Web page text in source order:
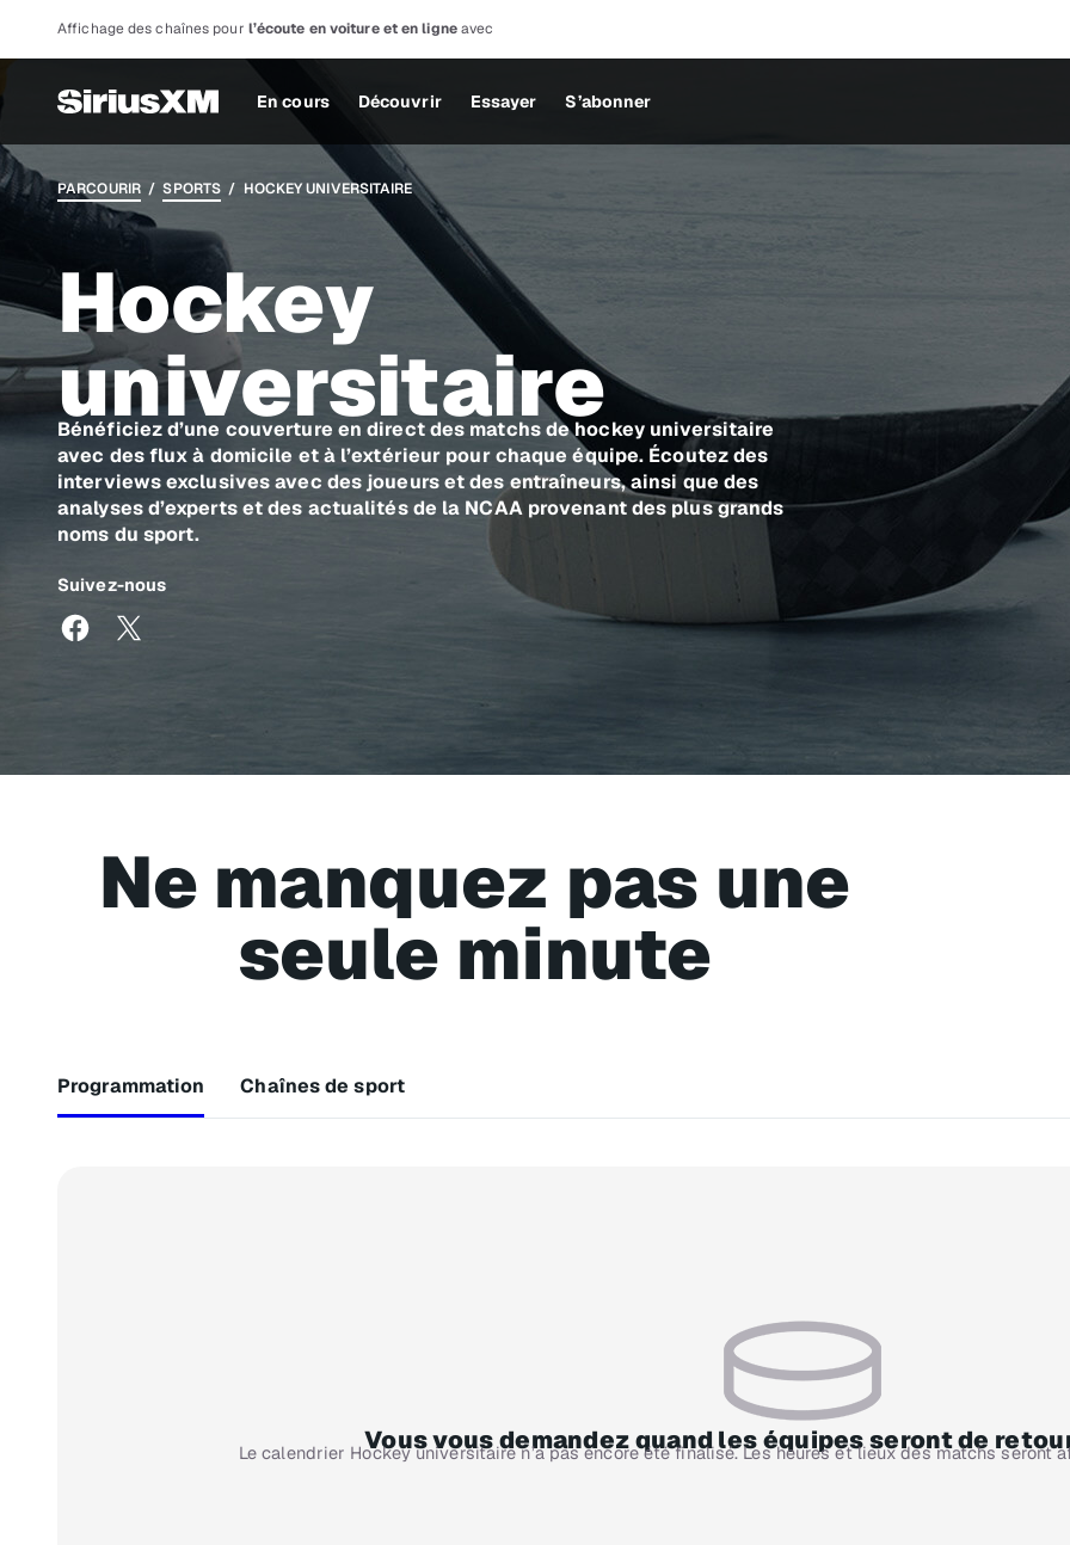
Affichage des chaînes pour l’écoute en voiture et en ligneavec
En cours Découvrir Essayer S’abonner
PARCOURIR/SPORTS / HOCKEY UNIVERSITAIRE
Hockey
universitaire
Bénéficiez d’une couverture en direct des matchs de hockey universitaire
avec des flux à domicile et à l’extérieur pour chaque équipe. Écoutez des
interviews exclusives avec des joueurs et des entraîneurs, ainsi que des
analyses d’experts et des actualités de la NCAA provenant des plus grands
noms du sport.
Suivez-nous
Ne manquez pas une
seule minute
Programmation Chaînes de sport
Vous vous demandez quand les équipes seront de
Le calendrier Hockey universitaire n’a pas encore été finalisé. Les heures et lieux des matchs seront